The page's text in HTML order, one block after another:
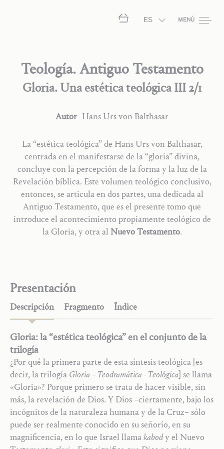
ES MENÚ
Teología. Antiguo Testamento
Gloria. Una estética teológica III 2/1
Autor Hans Ursvon Balthasar
La “estética teológica” de Hans Urs von Balthasar,
centrada en el manifestarse de la “gloria” divina,
concluye con la percepción de la forma y la luz de la
Revelación bíblica. Este volumen teológico conclusivo,
entonces, se articula en dos partes, una dedicada al
Antiguo Testamento, que es el presente tomo que
introduce el acontecimiento propiamente teológico de
la Gloria, y otra al Nuevo Testamento.
Presentación
Descripción Fragmento Índice
Gloria: la “estética teológica” en el conjunto de la
trilogía
¿Por qué la primera parte de esta síntesis teológica [es
decir, la trilogía Gloria – Teodramática - Teológica ] se llama
«Gloria»? Porque primero se trata de hacer visible, sin
más, la revelación de Dios. Y Dios –ciertamente, bajo los
incógnitos de la naturaleza humana y de la Cruz– sólo
puede ser realmente conocido en su señorío, en su
magnificencia, en lo que Israel llamakabody el Nuevo